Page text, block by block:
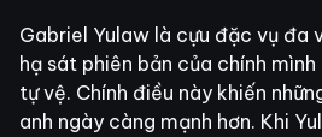
Gabriel Yulaw là cựu đặc vụ đa
hạ sát phiên bản của chính
tự vệ. Chính điều này khiến
anh ngày càng mạnh hơn. Khi